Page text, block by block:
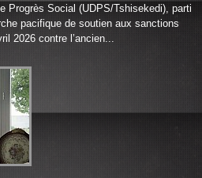
Progrès Social (UDPS/Tshisekedi), parti
pacifique de soutien aux sanctions
2026 contre l’ancien...